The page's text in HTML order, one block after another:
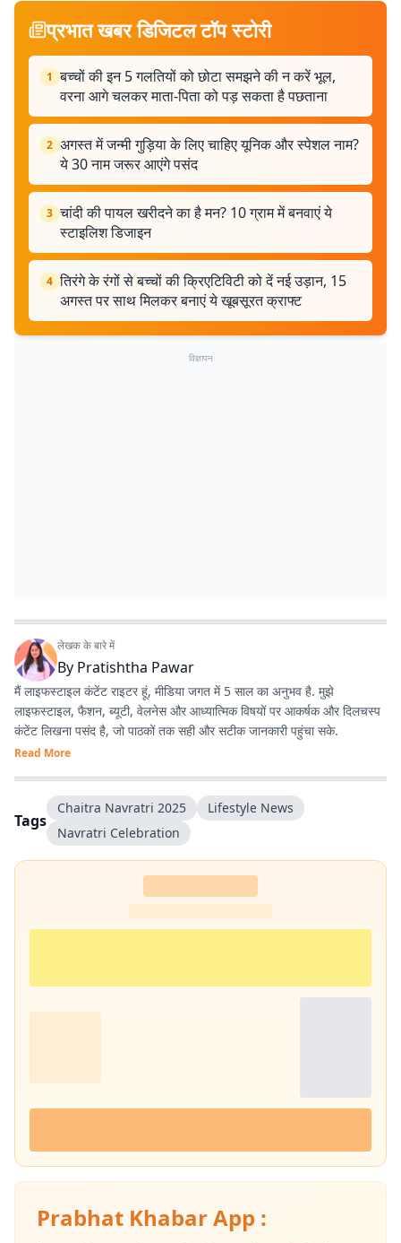
प्रभात खबर डिजिटल टॉप स्टोरी
1 बच्चों की इन 5 गलतियों को छोटा समझने की न करें भूल,
वरना आगे चलकर माता-पिता को पड़ सकता है पछताना
2 अगस्त में जन्मी गुड़िया के लिए चाहिए यूनिक और स्पेशल नाम?
ये 30 नाम जरूर आएंगे पसंद
3 चांदी की पायल खरीदने का है मन? 10 ग्राम में बनवाएं ये
स्टाइलिश डिजाइन
4 तिरंगे के रंगों से बच्चों की क्रिएटिविटी को दें नई उड़ान, 15
अगस्त पर साथ मिलकर बनाएं ये खूबसूरत क्राफ्ट
विज्ञापन
लेखक के बारे में
By Pratishtha Pawar
मैं लाइफस्टाइल कंटेंट राइटर हूं, मीडिया जगत में 5 साल का अनुभव है. मुझे
लाइफस्टाइल, फैशन, ब्यूटी, वेलनेस और आध्यात्मिक विषयों पर आकर्षक और दिलचस्प
कंटेंट लिखना पसंद है, जो पाठकों तक सही और सटीक जानकारी पहुंचा सके.
Read More
Tags
Chaitra Navratri 2025
Lifestyle News
Navratri Celebration
Prabhat Khabar App :